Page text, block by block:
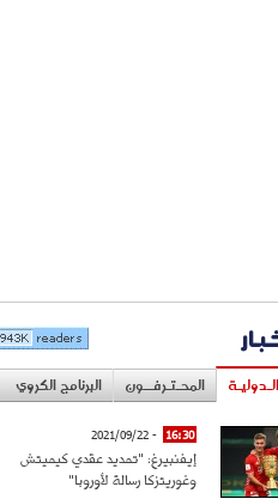
المحـتـرفــون البرنامج الكروي
16:30
- 2021/09/22
إيفنبيرغ: "تمديد عقدي كيميتش
وغوريتزكا رسالة لأوروبا"